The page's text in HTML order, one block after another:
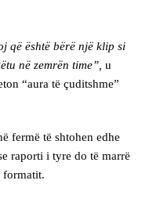
që është bërë një klip si
në zemrën time”, u
“aura të çuditshme”
fermë të shtohen edhe
raporti i tyre do të marrë
formatit.